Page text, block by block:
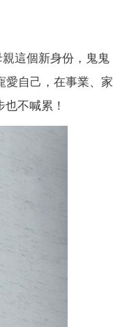
這個新身份，鬼鬼
愛自己，在事業、家
不喊累！